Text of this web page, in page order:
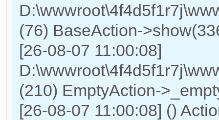
(76) BaseAction-
[26-08-07 11:00:08]
(210) EmptyAction-
[26-08-07 11:00:08] ()